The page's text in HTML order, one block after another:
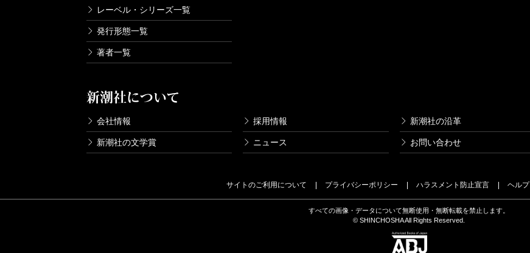
レーベル・シリーズ一覧
発行形態一覧
著者一覧
新潮社について
会社情報 採用情報 新潮社の沿革
新潮社の文学賞 ニュース お問い合わせ
サイトのご利用について プライバシーポリシー ハラスメント防止宣言 ヘルプ
すべての画像・データについて無断使用・無断転載を禁止します。
© SHINCHOSHA All Rights Reserved.